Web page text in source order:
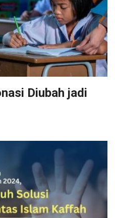
Diubah jadi